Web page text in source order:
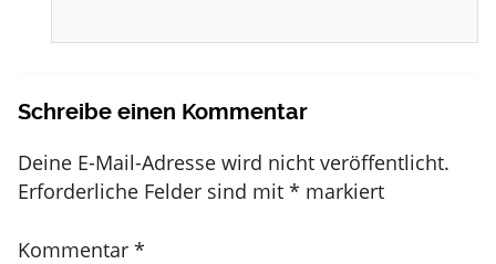
Schreibe einen Kommentar
Deine E-Mail-Adresse wird nicht veröffentlicht.
Erforderliche Felder sind mit * markiert
Kommentar *